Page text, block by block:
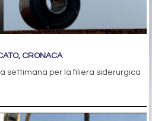
CRONACA
settimana per la filiera siderurgica